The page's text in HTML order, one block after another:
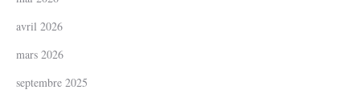
avril 2026
mars 2026
septembre 2025